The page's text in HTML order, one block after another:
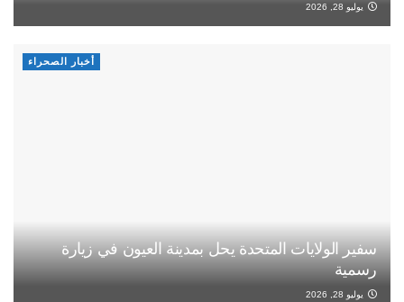
يوليو 28, 2026
أخبار الصحراء
سفير الولايات المتحدة يحل بمدينة العيون في زيارة
رسمية
يوليو 28, 2026